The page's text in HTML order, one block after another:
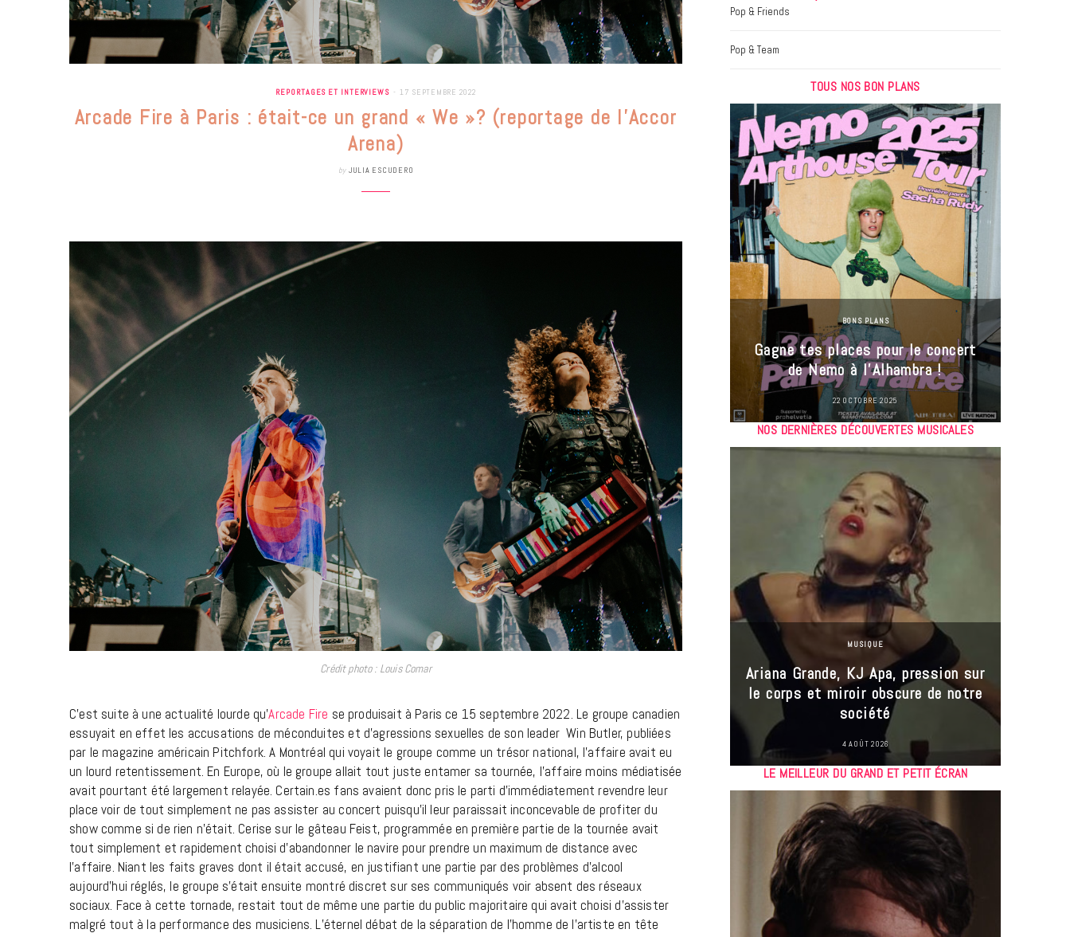
REPORTAGES ET INTERVIEWS 17 SEPTEMBRE 2022
Arcade Fire à Paris : était-ce un grand « We »? (reportage de l’Accor
Arena)
by JULIA ESCUDERO
Crédit photo : Louis Comar
C’est suite à une actualité lourde qu’Arcade Fire se produisait à Paris ce 15 septembre 2022. Le groupe canadien
essuyait en effet les accusations de méconduites et d’agressions sexuelles de son leader Win Butler, publiées
par le magazine américain Pitchfork. A Montréal qui voyait le groupe comme un trésor national, l’affaire avait eu
un lourd retentissement. En Europe, où le groupe allait tout juste entamer sa tournée, l’affaire moins médiatisée
avait pourtant été largement relayée. Certain.es fans avaient donc pris le parti d’immédiatement revendre leur
place voir de tout simplement ne pas assister au concert puisqu’il leur paraissait inconcevable de profiter du
show comme si de rien n’était. Cerise sur le gâteau Feist, programmée en première partie de la tournée avait
tout simplement et rapidement choisi d’abandonner le navire pour prendre un maximum de distance avec
l’affaire. Niant les faits graves dont il était accusé, en justifiant une partie par des problèmes d’alcool
aujourd’hui réglés, le groupe s’était ensuite montré discret sur ses communiqués voir absent des réseaux
sociaux. Face à cette tornade, restait tout de même une partie du public majoritaire qui avait choisi d’assister
malgré tout à la performance des musiciens. L’éternel débat de la séparation de l’homme de l’artiste en tête
Pop & Friends
Pop & Team
TOUS NOS BON PLANS
Les Eclatantes : une soirée entre
concerts, expos, kart, aéroplume…
à la Cité des Sciences
14 DÉCEMBRE 2022
BONS PLANS
Gagne tes places pour le concert
de Nemo à l’Alhambra !
22 OCTOBRE 2025
NOS DERNIÈRES DÉCOUVERTES MUSICALES
dévoile « Beaches In Tennessee »
MUSIQUE
Ariana Grande, KJ Apa, pression sur
le corps et miroir obscure de notre
société
4 AOÛT 2026
LE MEILLEUR DU GRAND ET PETIT ÉCRAN